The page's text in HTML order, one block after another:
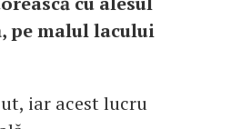
pe malul lacului
iar acest lucru